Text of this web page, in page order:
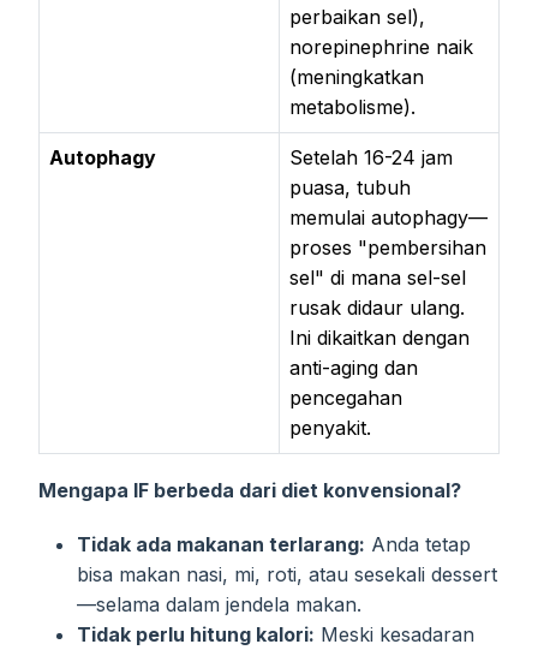
perbaikan sel),
norepinephrine naik
(meningkatkan
metabolisme).
Autophagy
Setelah 16-24 jam
puasa, tubuh
memulai autophagy—
proses "pembersihan
sel" di mana sel-sel
rusak didaur ulang.
Ini dikaitkan dengan
anti-aging dan
pencegahan
penyakit.
Mengapa IF berbeda dari diet konvensional?
Tidak ada makanan terlarang: Anda tetap
bisa makan nasi, mi, roti, atau sesekali dessert
—selama dalam jendela makan.
Tidak perlu hitung kalori: Meski kesadaran